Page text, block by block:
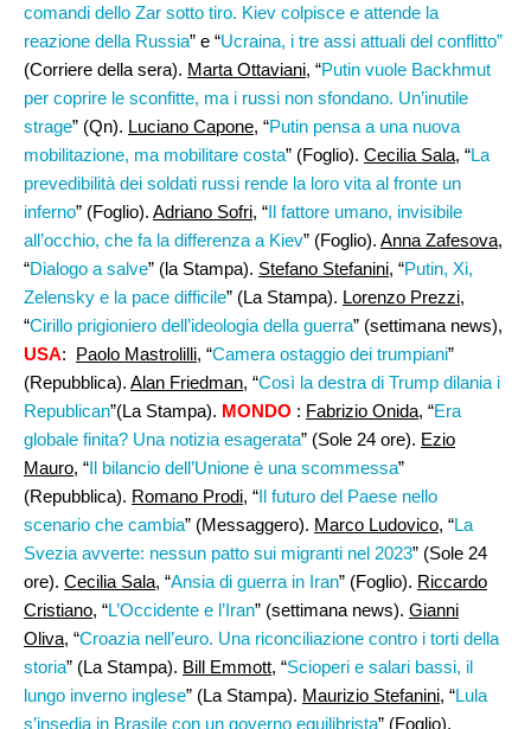
comandi dello Zar sotto tiro. Kiev colpisce e attende la
reazione della Russia” e “Ucraina, i tre assi attuali del conflitto”
(Corriere della sera). Marta Ottaviani, “Putin vuole Backhmut
per coprire le sconfitte, ma i russi non sfondano. Un’inutile
strage” (Qn). Luciano Capone, “Putin pensa a una nuova
mobilitazione, ma mobilitare costa” (Foglio). Cecilia Sala, “La
prevedibilità dei soldati russi rende la loro vita al fronte un
inferno” (Foglio). Adriano Sofri, “Il fattore umano, invisibile
all’occhio, che fa la differenza a Kiev” (Foglio). Anna Zafesova,
“Dialogo a salve” (la Stampa). Stefano Stefanini, “Putin, Xi,
Zelensky e la pace difficile” (La Stampa). Lorenzo Prezzi,
“Cirillo prigioniero dell’ideologia della guerra” (settimana news),
USA: Paolo Mastrolilli, “Camera ostaggio dei trumpiani”
(Repubblica). Alan Friedman, “Così la destra di Trump dilania i
Republican”(La Stampa). MONDO : Fabrizio Onida, “Era
globale finita? Una notizia esagerata” (Sole 24 ore). Ezio
Mauro, “Il bilancio dell’Unione è una scommessa”
(Repubblica). Romano Prodi, “Il futuro del Paese nello
scenario che cambia” (Messaggero). Marco Ludovico, “La
Svezia avverte: nessun patto sui migranti nel 2023” (Sole 24
ore). Cecilia Sala, “Ansia di guerra in Iran” (Foglio). Riccardo
Cristiano, “L’Occidente e l’Iran” (settimana news). Gianni
Oliva, “Croazia nell’euro. Una riconciliazione contro i torti della
storia” (La Stampa). Bill Emmott, “Scioperi e salari bassi, il
lungo inverno inglese” (La Stampa). Maurizio Stefanini, “Lula
s’insedia in Brasile con un governo equilibrista” (Foglio).